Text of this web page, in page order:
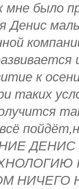
мне было
Денис
к
таких
НИЧЕГО